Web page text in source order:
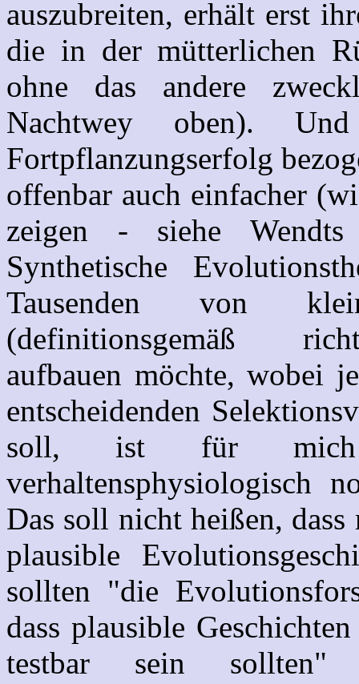
auszubreiten, erhält erst
die in der mütterlichen
ohne das andere
Nachtwey oben).
Fortpflanzungserfolg
offenbar auch einfacher
zeigen - siehe
Synthetische
Tausenden von
(definitionsgemäß
aufbauen möchte, wobei
entscheidenden
soll, ist für mich
verhaltensphysiologisch
Das soll nicht heißen,
plausible
sollten "die
dass plausible
testbar sein